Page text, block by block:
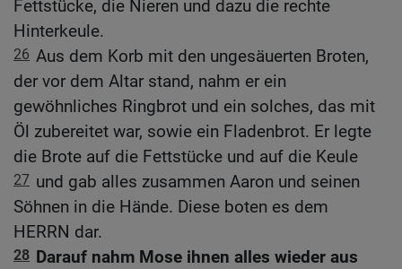
Fettstücke, die Nieren und dazu die rechte
Hinterkeule.
26 Aus dem Korb mit den ungesäuerten Broten,
der vor dem Altar stand, nahm er ein
gewöhnliches Ringbrot und ein solches, das mit
Öl zubereitet war, sowie ein Fladenbrot. Er legte
die Brote auf die Fettstücke und auf die Keule
27 und gab alles zusammen Aaron und seinen
Söhnen in die Hände. Diese boten es dem
HERRN dar.
28 Darauf nahm Mose ihnen alles wieder aus